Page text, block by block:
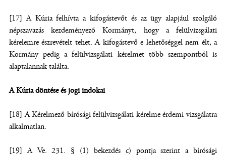
[17] A Kúria felhívta a kifogástevőt és az ügy alapjául szolgáló
népszavazás kezdeményező Kormányt, hogy a felülvizsgálati
kérelemre észrevételt tehet. A kifogástevő e lehetőséggel nem élt, a
Kormány pedig a felülvizsgálati kérelmet több szempontból is
alaptalannak találta.
A Kúria döntése és jogi indokai
[18] A Kérelmező bírósági felülvizsgálati kérelme érdemi vizsgálatra
alkalmatlan.
[19] A Ve. 231. § (1) bekezdés c) pontja szerint a bírósági